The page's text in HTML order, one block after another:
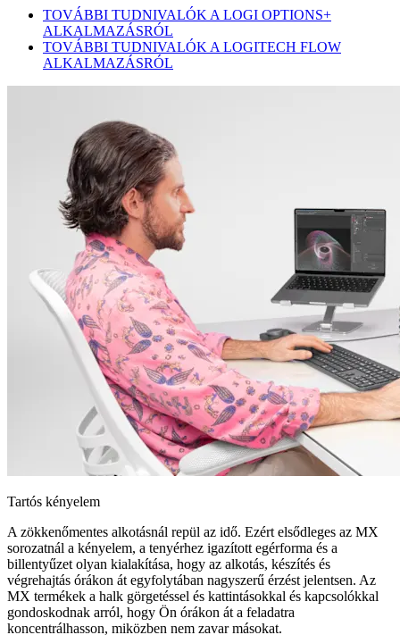
TOVÁBBI TUDNIVALÓK A LOGI OPTIONS+
ALKALMAZÁSRÓL
TOVÁBBI TUDNIVALÓK A LOGITECH FLOW
ALKALMAZÁSRÓL
Tartós kényelem
A zökkenőmentes alkotásnál repül az idő. Ezért elsődleges az MX
sorozatnál a kényelem, a tenyérhez igazított egérforma és a
billentyűzet olyan kialakítása, hogy az alkotás, készítés és
végrehajtás órákon át egyfolytában nagyszerű érzést jelentsen. Az
MX termékek a halk görgetéssel és kattintásokkal és kapcsolókkal
gondoskodnak arról, hogy Ön órákon át a feladatra
koncentrálhasson, miközben nem zavar másokat.